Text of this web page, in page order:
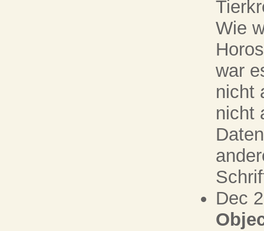
Wie
war
nicht
nicht
Dec